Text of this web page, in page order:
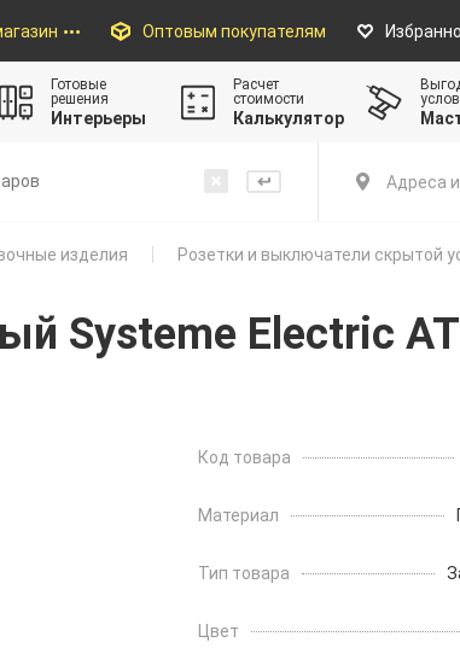
Оптовым покупателям
Готовые
решения
Интерьеры
Расчет
стоимости
Калькулятор
Адреса
изделия
Розетки и выключатели скрытой
Systeme Electric
Код товара
Материал
Тип товара
Цвет